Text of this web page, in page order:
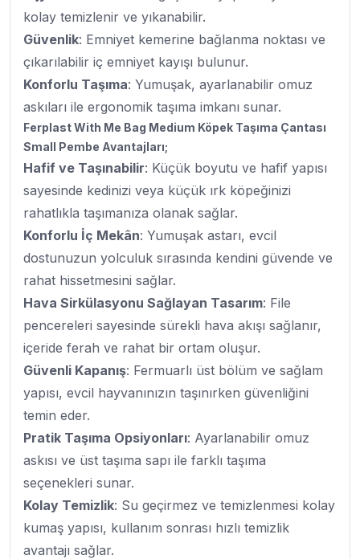
kolay temizlenir ve yıkanabilir.
Güvenlik: Emniyet kemerine bağlanma noktası ve
çıkarılabilir iç emniyet kayışı bulunur.
Konforlu Taşıma: Yumuşak, ayarlanabilir omuz
askıları ile ergonomik taşıma imkanı sunar.
Ferplast With Me Bag Medium Köpek Taşıma Çantası
Small Pembe Avantajları;
Hafif ve Taşınabilir: Küçük boyutu ve hafif yapısı
sayesinde kedinizi veya küçük ırk köpeğinizi
rahatlıkla taşımanıza olanak sağlar.
Konforlu İç Mekân: Yumuşak astarı, evcil
dostunuzun yolculuk sırasında kendini güvende ve
rahat hissetmesini sağlar.
Hava Sirkülasyonu Sağlayan Tasarım: File
pencereleri sayesinde sürekli hava akışı sağlanır,
içeride ferah ve rahat bir ortam oluşur.
Güvenli Kapanış: Fermuarlı üst bölüm ve sağlam
yapısı, evcil hayvanınızın taşınırken güvenliğini
temin eder.
Pratik Taşıma Opsiyonları: Ayarlanabilir omuz
askısı ve üst taşıma sapı ile farklı taşıma
seçenekleri sunar.
Kolay Temizlik: Su geçirmez ve temizlenmesi kolay
kumaş yapısı, kullanım sonrası hızlı temizlik
avantajı sağlar.